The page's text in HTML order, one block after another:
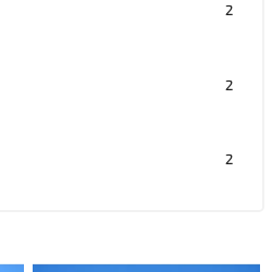
2
2
2